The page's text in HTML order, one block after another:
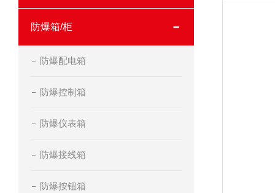
防爆箱/柜
防爆配电箱
防爆控制箱
防爆仪表箱
防爆接线箱
防爆按钮箱